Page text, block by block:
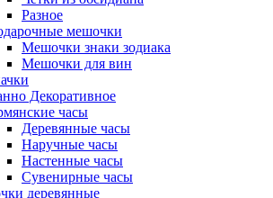
Разное
мешочки
Мешочки знаки зодиака
Мешочки для вин
Декоративное
часы
Деревянные часы
Наручные часы
Настенные часы
Сувенирные часы
деревянные